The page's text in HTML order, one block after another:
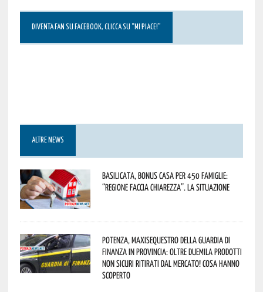
DIVENTA FAN SU FACEBOOK, CLICCA SU “MI PIACE!”
ALTRE NEWS
Basilicata, Bonus casa per 450 famiglie:
“Regione faccia chiarezza”. La situazione
Potenza, maxisequestro della Guardia di
Finanza in provincia: oltre duemila prodotti
non sicuri ritirati dal mercato! Cosa hanno
scoperto